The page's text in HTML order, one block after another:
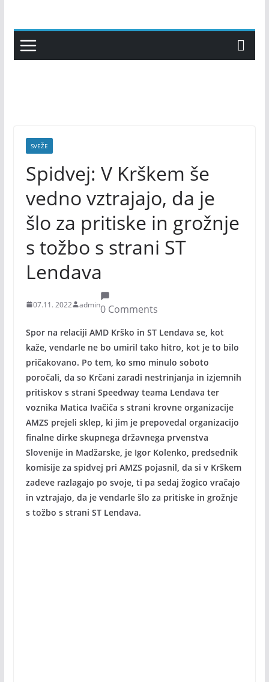
content
SVEŽE
Spidvej: V Krškem še
vedno vztrajajo, da je
šlo za pritiske in grožnje
s tožbo s strani ST
Lendava
07.11. 2022 admin0 Comments
Spor na relaciji AMD Krško in ST Lendava se, kot
kaže, vendarle ne bo umiril tako hitro, kot je to bilo
pričakovano. Po tem, ko smo minulo soboto
poročali, da so Krčani zaradi nestrinjanja in izjemnih
pritiskov s strani Speedway teama Lendava ter
voznika Matica Ivačiča s strani krovne organizacije
AMZS prejeli sklep, ki jim je prepovedal organizacijo
finalne dirke skupnega državnega prvenstva
Slovenije in Madžarske, je Igor Kolenko, predsednik
komisije za spidvej pri AMZS pojasnil, da si v Krškem
zadeve razlagajo po svoje, ti pa sedaj žogico vračajo
in vztrajajo, da je vendarle šlo za pritiske in grožnje
s tožbo s strani ST Lendava.